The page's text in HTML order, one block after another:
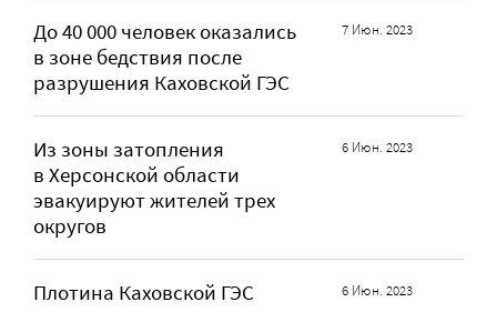
До 40 000 человек оказались
в зоне бедствия после
разрушения Каховской ГЭС
7 Июн. 2023
Из зоны затопления
в Херсонской области
эвакуируют жителей трех
округов
6 Июн. 2023
Плотина Каховской ГЭС
6 Июн. 2023